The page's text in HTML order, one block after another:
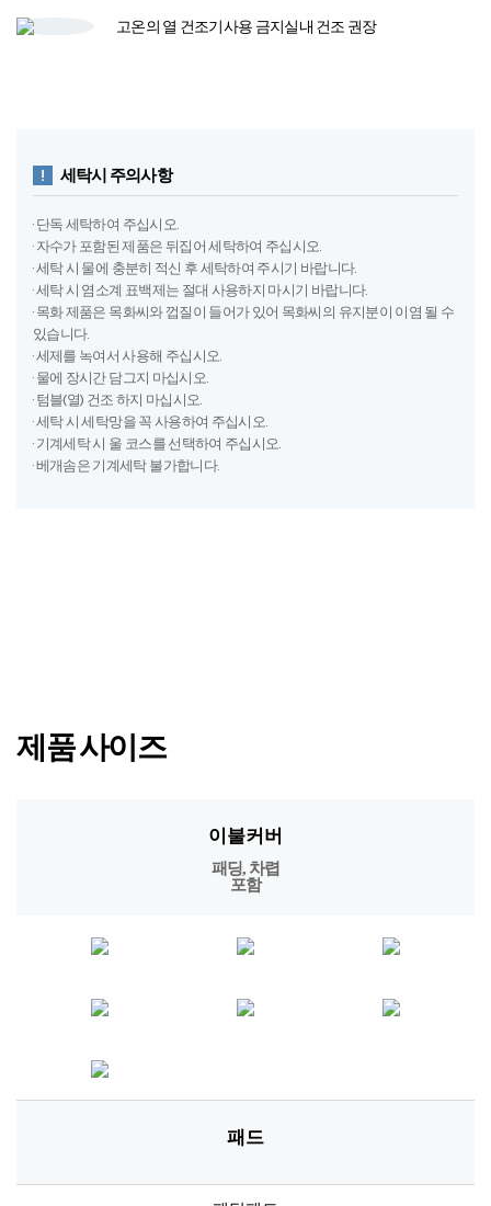
고온의 열 건조기​사용 금지​실내 건조 권장
세탁시 주의사항
· 단독 세탁하여 주십시오.
· 자수가 포함된 제품은 뒤집어 세탁하여 주십시오.
· 세탁 시 물에 충분히 적신 후 세탁하여 주시기 바랍니다.
· 세탁 시 염소계 표백제는 절대 사용하지 마시기 바랍니다.
· 목화 제품은 목화씨와 껍질이 들어가 있어 목화씨의 유지분이 이염 될 수
있습니다.
· 세제를 녹여서 사용해 주십시오.
· 물에 장시간 담그지 마십시오.
· 텀블(열) 건조 하지 마십시오.
· 세탁 시 세탁망을 꼭 사용하여 주십시오.
· 기계세탁 시 울 코스를 선택하여 주십시오.
· 베개솜은 기계세탁 불가합니다.
제품 사이즈
이불커버
패딩, 차렵
포함
패드